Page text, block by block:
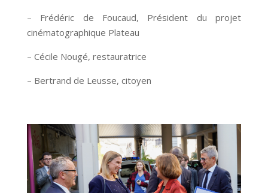
– Frédéric de Foucaud, Président du projet
cinématographique Plateau
– Cécile Nougé, restauratrice
– Bertrand de Leusse, citoyen